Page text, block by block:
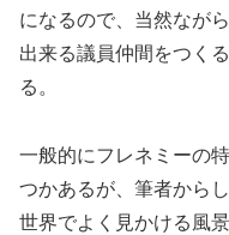
になるので、当然なが
出来る議員仲間をつく
る。
一般的にフレネミーの
つかあるが、筆者から
世界でよく見かける風